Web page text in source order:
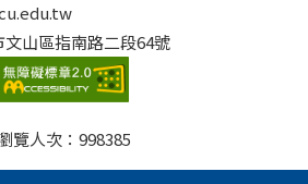
山區指南路二段64號
覽人次： 998385